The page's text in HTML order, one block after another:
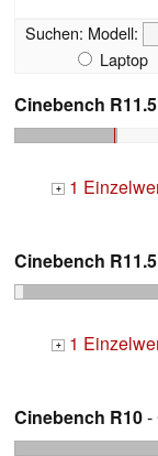
Suchen: Modell:
Laptop
Cinebench R11.5
+ 1
Cinebench R11.5
+ 1
Cinebench R10-